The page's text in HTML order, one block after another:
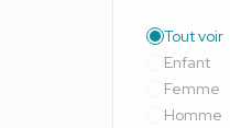
Tout voir
Enfant
Femme
Homme